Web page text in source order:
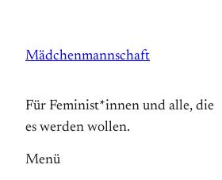
springen
Mädchenmannschaft
Für Feminist*innen und alle, die
es werden wollen.
Menü